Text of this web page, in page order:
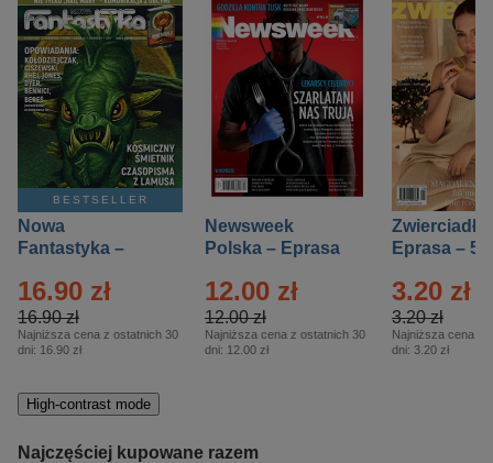
BESTSELLER
Nowa
Fantastyka –
16.90 zł
16.90 zł
Najniższa cena z ostatnich 30
dni: 16.90 zł
Newsweek
Polska – Eprasa
12.00 zł
12.00 zł
Najniższa cena z ostatnich 30
dni: 12.00 zł
Zwierciadło
Eprasa – 5/
3.20 zł
3.20 zł
Najniższa cena z
dni: 3.20 zł
High-contrast mode
Najczęściej kupowane razem